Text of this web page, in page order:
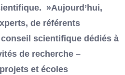
»Aujourd’hui,
de référents
scientifique dédiés à
de recherche –
et écoles